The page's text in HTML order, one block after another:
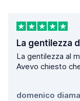
La gentilezza al
Avevo chiesto
domenico